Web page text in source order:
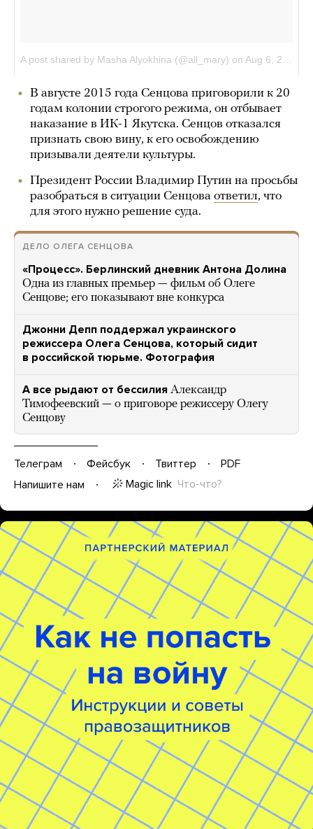
В августе 2015 года Сенцова приговорили к 20
годам колонии строгого режима, он отбывает
наказание в ИК-1 Якутска. Сенцов отказался
признать свою вину, к его освобождению
призывали деятели культуры.
Президент России Владимир Путин на просьбы
разобраться в ситуации Сенцова ответил, что
для этого нужно решение суда.
ДЕЛО ОЛЕГА СЕНЦОВА
«Процесс». Берлинский дневник Антона Долина
Одна из главных премьер — фильм об Олеге
Сенцове; его показывают вне конкурса
Джонни Депп поддержал украинского
режиссера Олега Сенцова, который сидит
в российской тюрьме. Фотография
А все рыдают от бессилия Александр
Тимофеевский — о приговоре режиссеру Олегу
Сенцову
Телеграм Фейсбук Твиттер
PDF
Напишите нам
Magic link Что-что?